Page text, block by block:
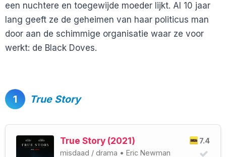
een nuchtere en toegewijde moeder lijkt. Al 10 jaar
lang geeft ze de geheimen van haar politicus man
door aan de schimmige organisatie waar ze voor
werkt: de Black Doves.
1 True Story
7.4
True Story (2021)
misdaad / drama • Eric Newman